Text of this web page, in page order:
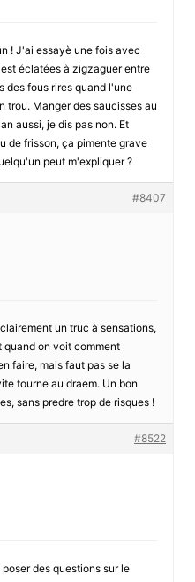
! J'ai essayè une fois avec
éclatées à zigzaguer entre
des fous rires quand l'une
trou. Manger des saucisses au
aussi, je dis pas non. Et
de frisson, ça pimente grave
peut m'expliquer ?
#8407
un truc à sensations,
quand on voit comment
faire, mais faut pas se la
tourne au draem. Un bon
sans predre trop de risques !
#8522
des questions sur le